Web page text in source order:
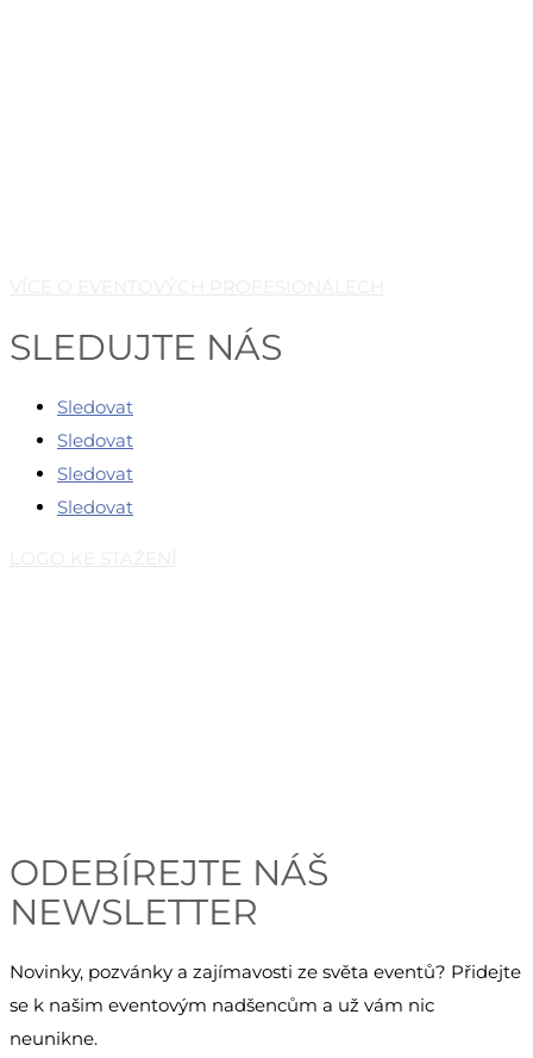
SLEDUJTE NÁS
Sledovat
Sledovat
Sledovat
Sledovat
ODEBÍREJTE NÁŠ
NEWSLETTER
Novinky, pozvánky a zajímavosti ze světa eventů? Přidejte
se k našim eventovým nadšencům a už vám nic
neunikne.